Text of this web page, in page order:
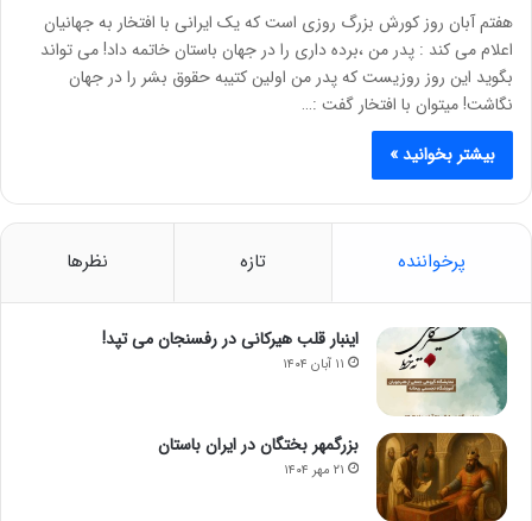
هفتم آبان روز کورش بزرگ روزی است که یک ایرانی با افتخار به جهانیان
اعلام می کند : پدر من ،برده داری را در جهان باستان خاتمه داد! می تواند
بگوید این روز روزیست که پدر من اولین کتیبه حقوق بشر را در جهان
نگاشت! میتوان با افتخار گفت :…
بیشتر بخوانید »
پرخواننده تازه نظرها
اینبار قلب هیرکانی در رفسنجان می تپد!
۱۱ آبان ۱۴۰۴
بزرگمهر بختگان در ایران باستان
۲۱ مهر ۱۴۰۴